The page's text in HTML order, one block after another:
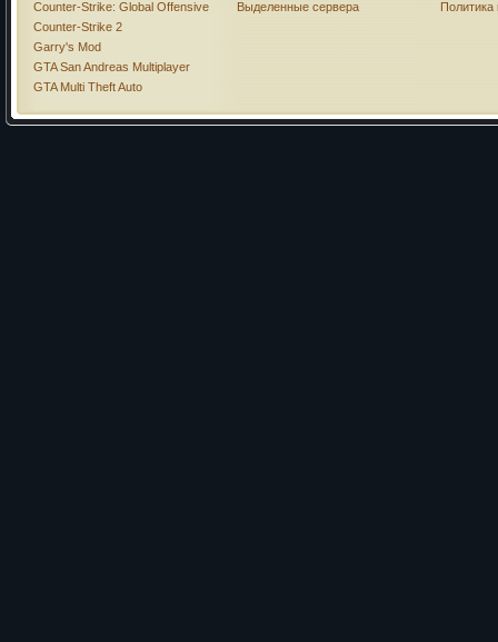
Counter-Strike: Global Offensive
Counter-Strike 2
Garry's Mod
GTA San Andreas Multiplayer
GTA Multi Theft Auto
Выделенные сервера
Политика